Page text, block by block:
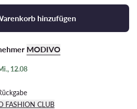
hinzufügen
MODIVO
12.08
FASHION CLUB